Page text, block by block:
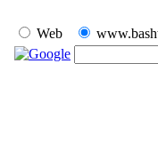
Web